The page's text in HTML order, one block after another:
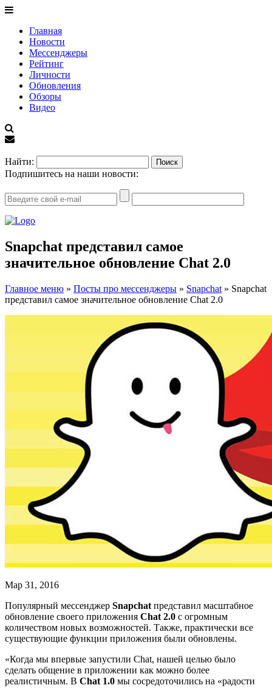
Главная
Новости
Мессенджеры
Рейтинг
Личности
Обновления
Обзоры
Видео
Найти:
Подпишитесь на наши новости:
Snapchat представил самое
значительное обновление Chat 2.0
Главное меню » Посты про мессенджеры » Snapchat » Snapchat
представил самое значительное обновление Chat 2.0
Мар 31, 2016
Популярный мессенджер Snapchat представил масштабное
обновление своего приложения Chat 2.0 с огромным
количеством новых возможностей. Также, практически все
существующие функции приложения были обновлены.
«Когда мы впервые запустили Chat, нашей целью было
сделать общение в приложении как можно более
реалистичным. В Chat 1.0 мы сосредоточились на «радости